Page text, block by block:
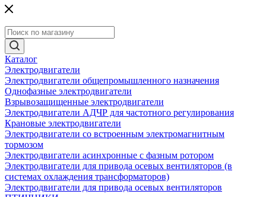
Каталог
Электродвигатели
Электродвигатели общепромышленного назначения
Однофазные электродвигатели
Взрывозащищенные электродвигатели
Электродвигатели АДЧР для частотного регулирования
Крановые электродвигатели
Электродвигатели со встроенным электромагнитным
тормозом
Электродвигатели асинхронные с фазным ротором
Электродвигатели для привода осевых вентиляторов (в
системах охлаждения трансформаторов)
Электродвигатели для привода осевых вентиляторов